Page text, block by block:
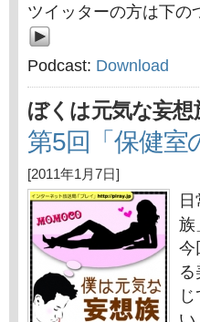
ツイッターの方は下の
Podcast: Download
ぼくは元気な妄想
第5回「保健室
[2011年1月7日]
族
今